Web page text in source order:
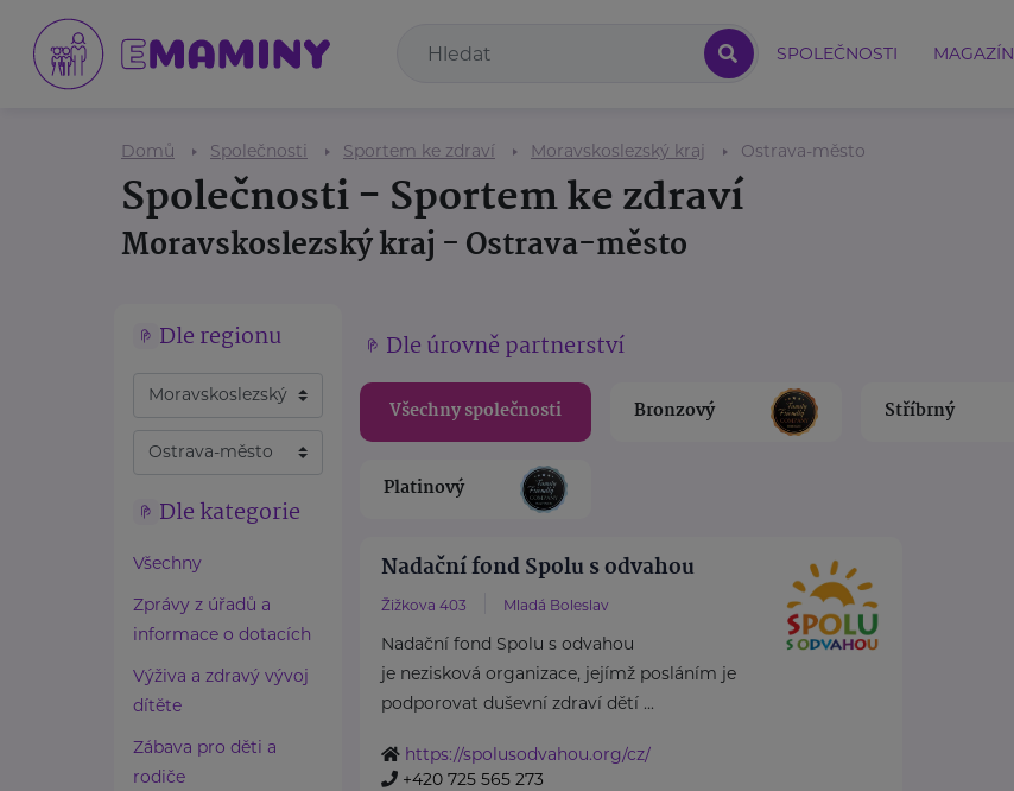
SPOLEČNOSTI MAGAZÍN
Domů Společnosti Sportem ke zdraví Moravskoslezský kraj Ostrava-město
Společnosti - Sportem ke zdraví
Moravskoslezský kraj - Ostrava-město
Dle regionu
Dle kategorie
Všechny
Zprávy z úřadů a
informace o dotacích
Výživa a zdravý vývoj
dítěte
Zábava pro děti a
rodiče
Dle úrovně partnerství
Všechny společnosti Bronzový Stříbrný
Platinový
Nadační fond Spolu s odvahou
Žižkova 403 Mladá Boleslav
Nadační fond Spolu s odvahou
je nezisková organizace, jejímž posláním je
podporovat duševní zdraví dětí ...
https://spolusodvahou.org/cz/
+420 725 565 273